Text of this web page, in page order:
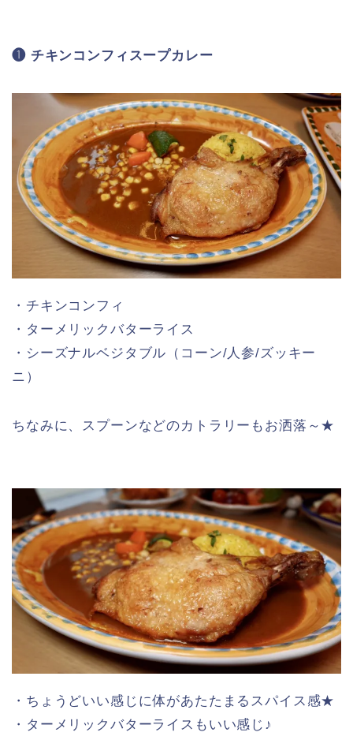
この日のパスタは「シーフードのトマトソースパス
タ」でした♪
❶ チキンコンフィスープカレー
・チキンコンフィ
・ターメリックバターライス
・シーズナルベジタブル（コーン/人参/ズッキー
ニ）
ちなみに、スプーンなどのカトラリーもお洒落～★